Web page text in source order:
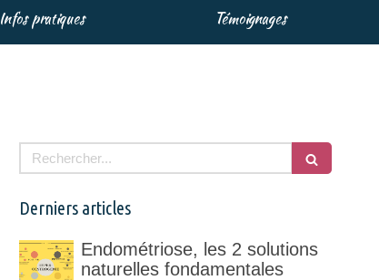
Infos pratiques Témoignages
Rechercher
Derniers articles
Endométriose, les 2 solutions
naturelles fondamentales